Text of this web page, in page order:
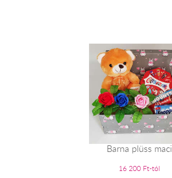
Barna plüss maci
16 200 Ft-tól